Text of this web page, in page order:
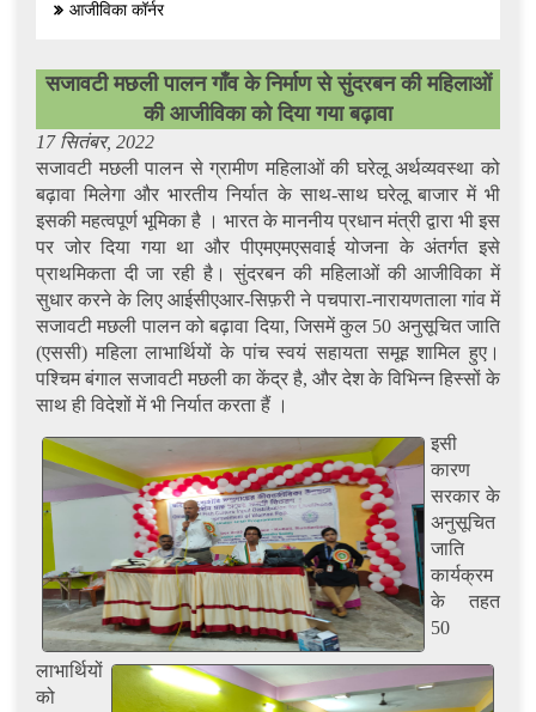
आजीविका कॉर्नर
सजावटी मछली पालन गाँव के निर्माण से सुंदरबन की महिलाओं
की आजीविका को दिया गया बढ़ावा
17 सितंबर, 2022
सजावटी मछली पालन से ग्रामीण महिलाओं की घरेलू अर्थव्यवस्था को
बढ़ावा मिलेगा और भारतीय निर्यात के साथ-साथ घरेलू बाजार में भी
इसकी महत्वपूर्ण भूमिका है । भारत के माननीय प्रधान मंत्री द्वारा भी इस
पर जोर दिया गया था और पीएमएमएसवाई योजना के अंतर्गत इसे
प्राथमिकता दी जा रही है। सुंदरबन की महिलाओं की आजीविका में
सुधार करने के लिए आईसीएआर-सिफ़री ने पचपारा-नारायणताला गांव में
सजावटी मछली पालन को बढ़ावा दिया, जिसमें कुल 50 अनुसूचित जाति
(एससी) महिला लाभार्थियों के पांच स्वयं सहायता समूह शामिल हुए।
पश्चिम बंगाल सजावटी मछली का केंद्र है, और देश के विभिन्न हिस्सों के
साथ ही विदेशों में भी निर्यात करता हैं ।
इसी
कारण
सरकार के
अनुसूचित
जाति
कार्यक्रम
के तहत
50
लाभार्थियों
को